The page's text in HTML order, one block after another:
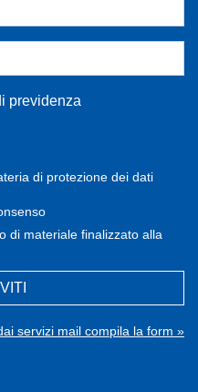
previdenza
di protezione dei dati
di materiale finalizzato alla
servizi mail compila la form »